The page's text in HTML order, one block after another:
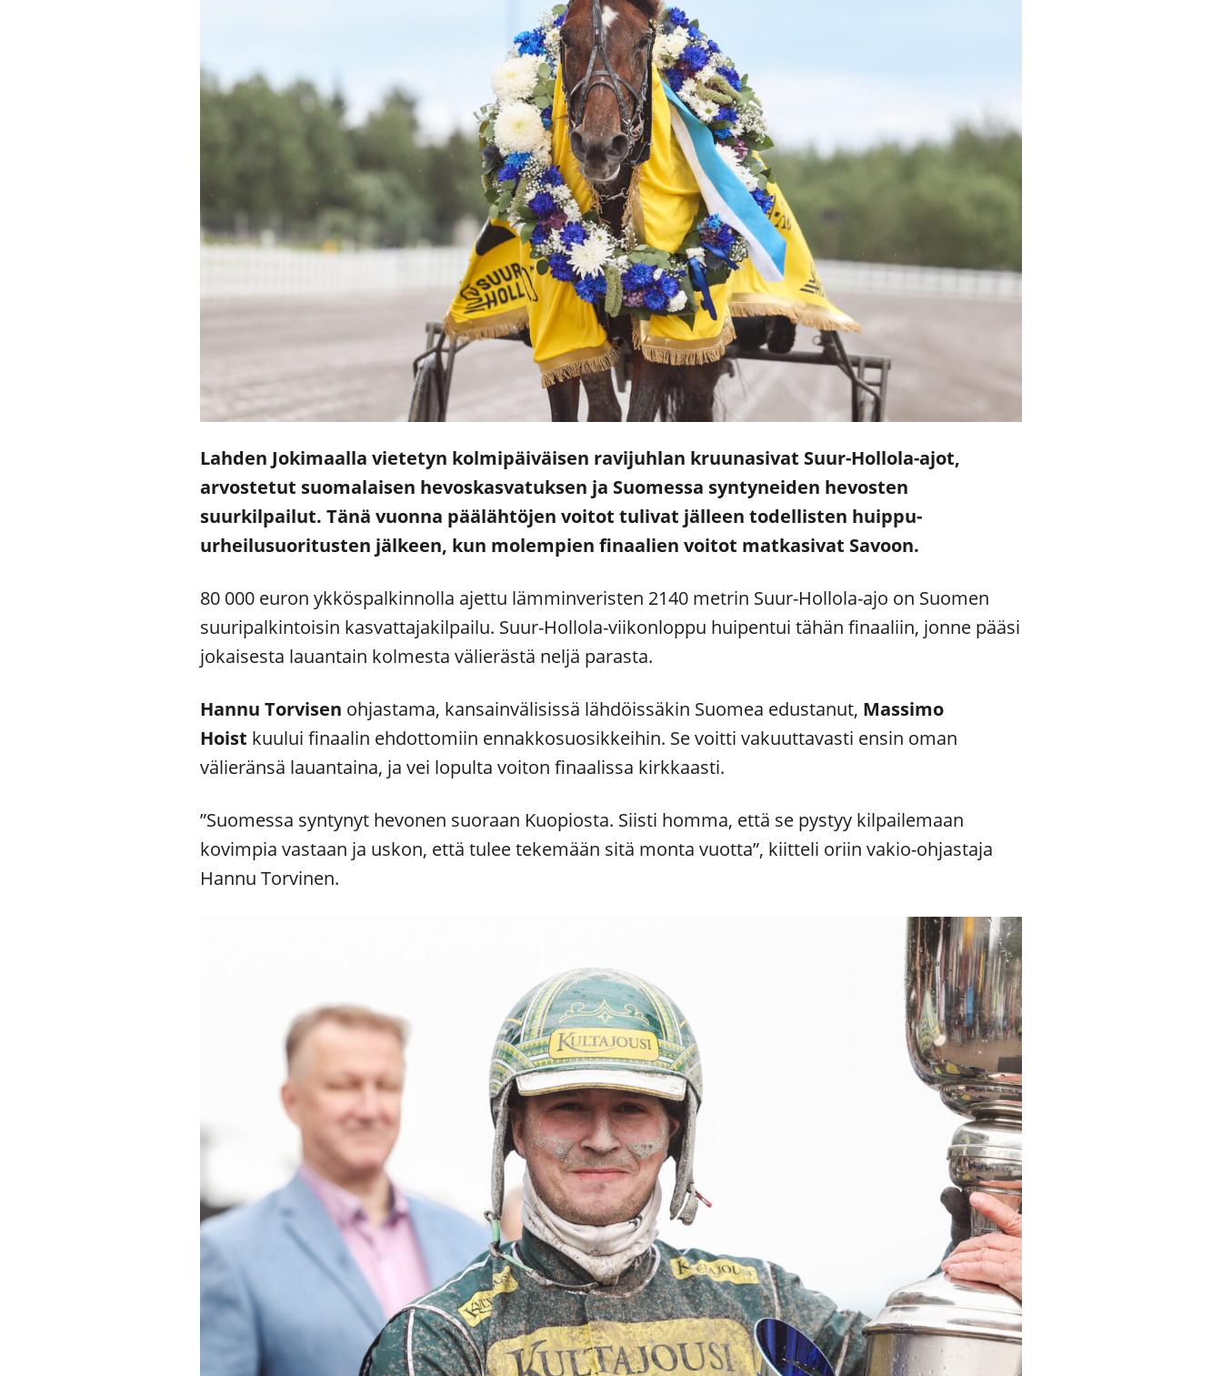
Lahden Jokimaalla vietetyn kolmipäiväisen ravijuhlan kruunasivat Suur-Hollola-ajot,
arvostetut suomalaisen hevoskasvatuksen ja Suomessa syntyneiden hevosten
suurkilpailut. Tänä vuonna päälähtöjen voitot tulivat jälleen todellisten huippu-
urheilusuoritusten jälkeen, kun molempien finaalien voitot matkasivat Savoon.
80 000 euron ykköspalkinnolla ajettu lämminveristen 2140 metrin Suur-Hollola-ajo on Suomen
suuripalkintoisin kasvattajakilpailu. Suur-Hollola-viikonloppu huipentui tähän finaaliin, jonne pääsi
jokaisesta lauantain kolmesta välierästä neljä parasta.
Hannu Torvisen ohjastama, kansainvälisissä lähdöissäkin Suomea edustanut, Massimo
Hoist kuului finaalin ehdottomiin ennakkosuosikkeihin. Se voitti vakuuttavasti ensin oman
välieränsä lauantaina, ja vei lopulta voiton finaalissa kirkkaasti.
”Suomessa syntynyt hevonen suoraan Kuopiosta. Siisti homma, että se pystyy kilpailemaan
kovimpia vastaan ja uskon, että tulee tekemään sitä monta vuotta”, kiitteli oriin vakio-ohjastaja
Hannu Torvinen.